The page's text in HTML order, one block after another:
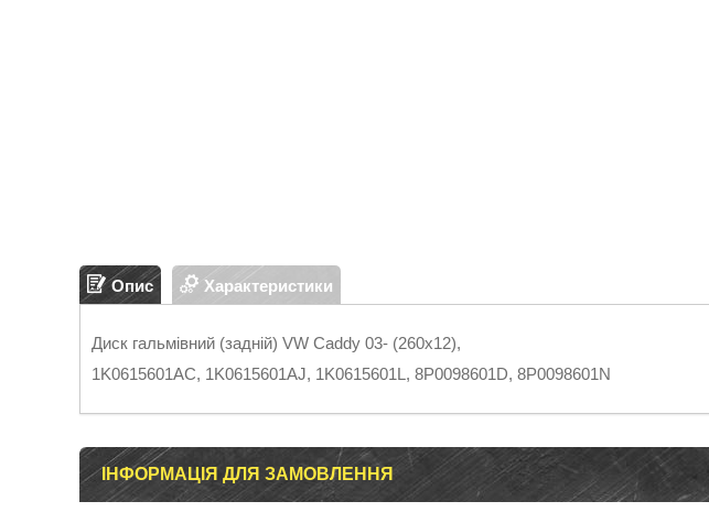
Опис Характеристики
Диск гальмівний (задній) VW Caddy 03- (260x12),
1K0615601AC, 1K0615601AJ, 1K0615601L, 8P0098601D, 8P0098601N
ІНФОРМАЦІЯ ДЛЯ ЗАМОВЛЕННЯ